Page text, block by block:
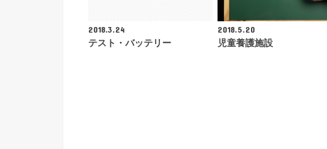
2018.3.24
テスト・バッテリー
2018.5.20
児童養護施設